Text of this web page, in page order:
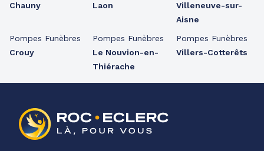
Chauny
Pompes Funèbres
Crouy
Laon
Pompes Funèbres
Le Nouvion-en-
Thiérache
Villeneuve-sur-
Aisne
Pompes Funèbres
Villers-Cotterêts